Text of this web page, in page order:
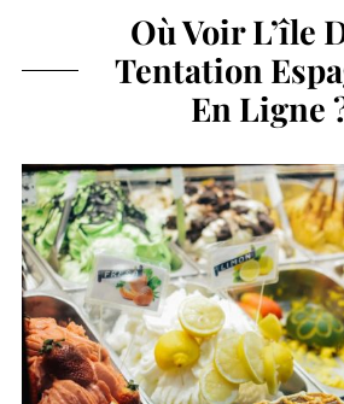
Où Voir L’île
Tentation
En Ligne